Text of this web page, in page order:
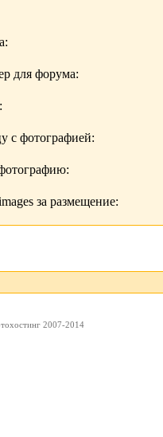
для форума:
с фотографией:
за размещение:
2007-2014